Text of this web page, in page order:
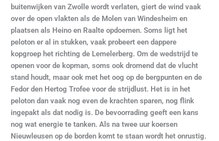
buitenwijken van Zwolle wordt verlaten, giert de wind vaak
over de open vlakten als de Molen van Windesheim en
plaatsen als Heino en Raalte opdoemen. Soms ligt het
peloton er al in stukken, vaak probeert een dappere
kopgroep het richting de Lemelerberg. Om de wedstrijd te
openen voor de kopman, soms ook dromend dat de vlucht
stand houdt, maar ook met het oog op de bergpunten en de
Fedor den Hertog Trofee voor de strijdlust. Het is in het
peloton dan vaak nog even de krachten sparen, nog flink
ingepakt als dat nodig is. De bevoorrading geeft een kans
nog wat energie te tanken. Als na twee uur koersen
Nieuwleusen op de borden komt te staan wordt het onrustig.